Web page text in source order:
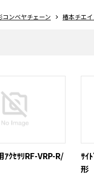
コンベヤチェーン 椿本チエイ
ｱｸｾｻﾘRF-VRP-R/
ｻｲ
形